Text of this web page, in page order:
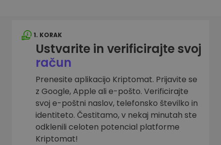
1. KORAK
Ustvarite in verificirajte svoj
račun
Prenesite aplikacijo Kriptomat. Prijavite se
z Google, Apple ali e-pošto. Verificirajte
svoj e-poštni naslov, telefonsko številko in
identiteto. Čestitamo, v nekaj minutah ste
odklenili celoten potencial platforme
Kriptomat!